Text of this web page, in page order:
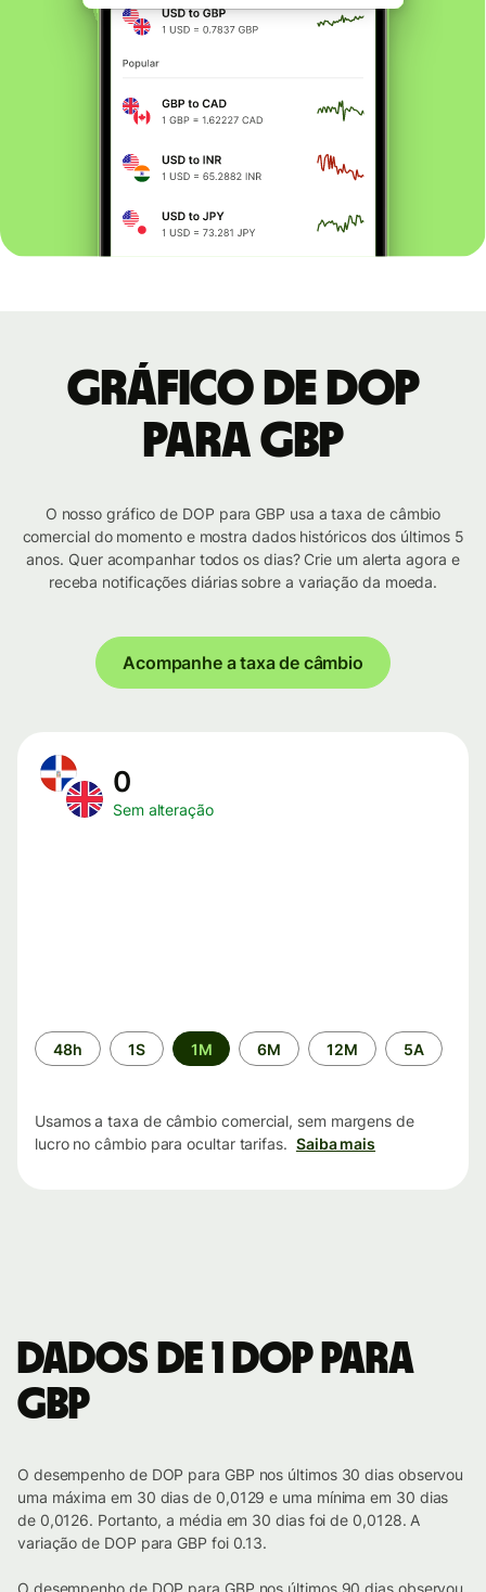
Gráfico de DOP
para GBP
O nosso gráfico de DOP para GBP usa a taxa de câmbio
comercial do momento e mostra dados históricos dos últimos 5
anos. Quer acompanhar todos os dias? Crie um alerta agora e
receba notificações diárias sobre a variação da moeda.
Acompanhe a taxa de câmbio
0
Sem alteração
Período
de
48h 1S 1M 6M 12M 5A
Usamos a taxa de câmbio comercial, sem margens de
lucro no câmbio para ocultar tarifas. Saiba mais
Dados de 1 DOP para
GBP
O desempenho de DOP para GBP nos últimos 30 dias observou
uma máxima em 30 dias de 0,0129 e uma mínima em 30 dias
de 0,0126. Portanto, a média em 30 dias foi de 0,0128. A
variação de DOP para GBP foi 0.13.